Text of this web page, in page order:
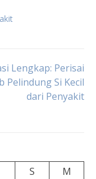
Lengkap: Perisai
Pelindung Si Kecil
dari Penyakit
S
M